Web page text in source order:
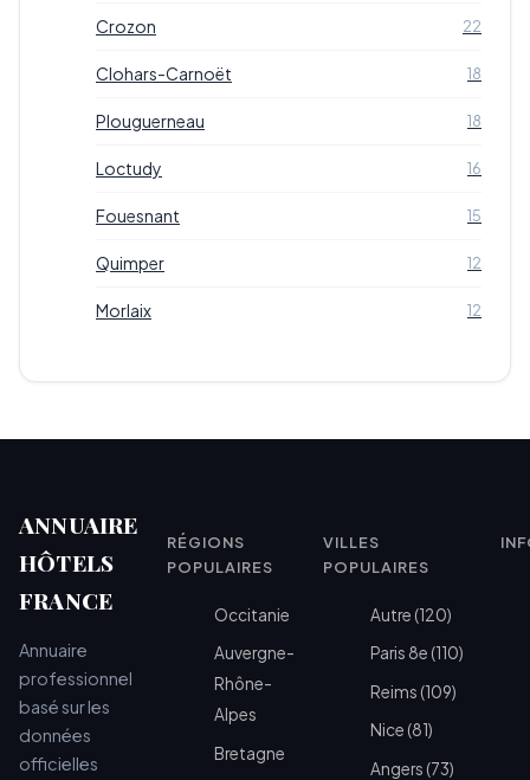
Crozon 22
Clohars-Carnoët 18
Plouguerneau 18
Loctudy 16
Fouesnant 15
Quimper 12
Morlaix 12
ANNUAIRE
HÔTELS
FRANCE
Annuaire
professionnel
basé sur les
données
officielles
RÉGIONS
POPULAIRES
Occitanie
Auvergne-
Rhône-
Alpes
Bretagne
VILLES
POPULAIRES
Autre (120)
Paris 8e (110)
Reims (109)
Nice (81)
Angers (73)